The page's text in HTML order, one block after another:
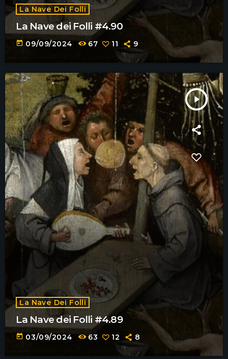
La Nave Dei Folli
La Nave dei Folli #4.90
today 09/09/2024 67 11 9
play_arrow
La Nave Dei Folli
La Nave dei Folli #4.89
today 03/09/2024 63 12 8